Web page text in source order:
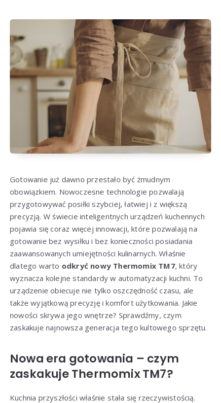
Gotowanie już dawno przestało być żmudnym
obowiązkiem. Nowoczesne technologie pozwalają
przygotowywać posiłki szybciej, łatwiej i z większą
precyzją. W świecie inteligentnych urządzeń kuchennych
pojawia się coraz więcej innowacji, które pozwalają na
gotowanie bez wysiłku i bez konieczności posiadania
zaawansowanych umiejętności kulinarnych. Właśnie
dlatego warto odkryć nowy Thermomix TM7, który
wyznacza kolejne standardy w automatyzacji kuchni. To
urządzenie obiecuje nie tylko oszczędność czasu, ale
także wyjątkową precyzję i komfort użytkowania. Jakie
nowości skrywa jego wnętrze? Sprawdźmy, czym
zaskakuje najnowsza generacja tego kultowego sprzętu.
Nowa era gotowania – czym
zaskakuje Thermomix TM7?
Kuchnia przyszłości właśnie stała się rzeczywistością.